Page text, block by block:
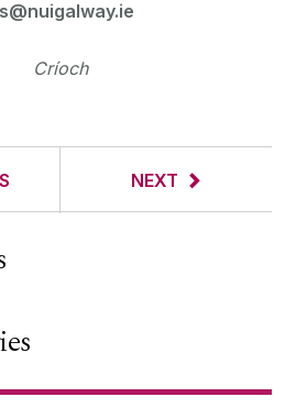
Críoch
NEXT